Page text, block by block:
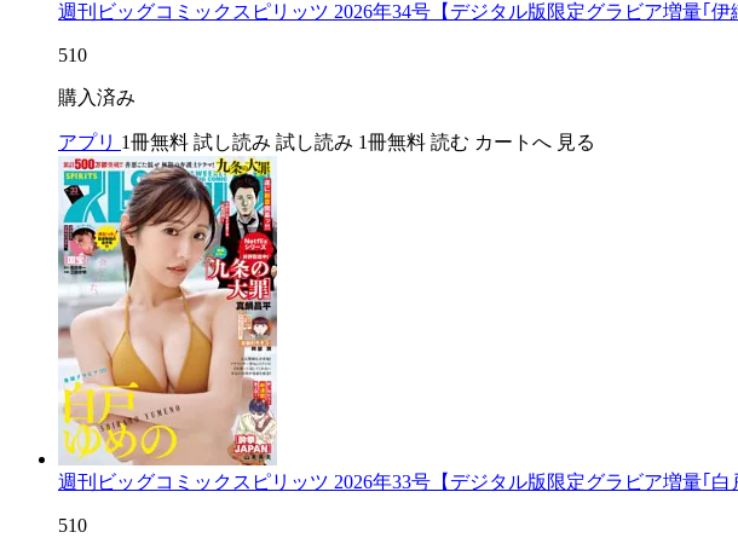
週刊ビッグコミックスピリッツ 2026年34号【デジタル版限定グラビア増量｢伊
510
購入済み
アプリ 1冊無料 試し読み 試し読み 1冊無料 読む カートへ 見る
週刊ビッグコミックスピリッツ 2026年33号【デジタル版限定グラビア増量｢白
510